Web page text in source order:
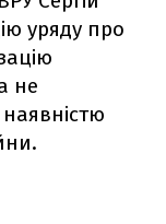
уряду про
не